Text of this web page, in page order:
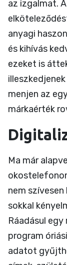
az izgalmat.
anyagi
és kihívás
ezeket is
menjen az
márkaérték
Ma már
nem
sokkal
Ráadásul
program
adatot